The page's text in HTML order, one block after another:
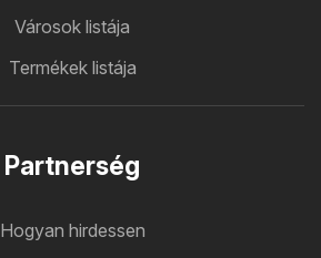
Városok listája
Termékek listája
Partnerség
Hogyan hirdessen